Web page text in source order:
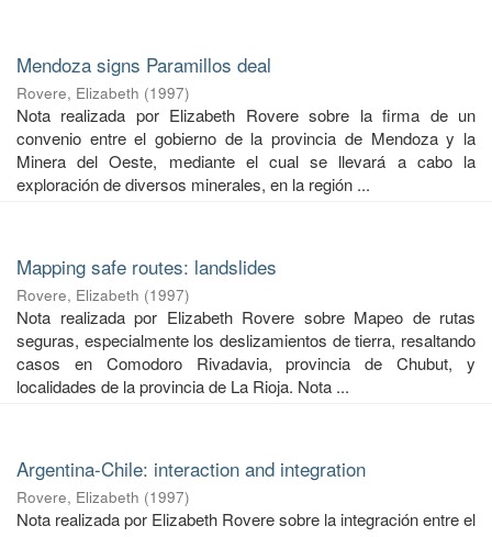
Mendoza signs Paramillos deal
Rovere, Elizabeth (1997)
Nota realizada por Elizabeth Rovere sobre la firma de un
convenio entre el gobierno de la provincia de Mendoza y la
Minera del Oeste, mediante el cual se llevará a cabo la
exploración de diversos minerales, en la región ...
Mapping safe routes: landslides
Rovere, Elizabeth (1997)
Nota realizada por Elizabeth Rovere sobre Mapeo de rutas
seguras, especialmente los deslizamientos de tierra, resaltando
casos en Comodoro Rivadavia, provincia de Chubut, y
localidades de la provincia de La Rioja. Nota ...
Argentina-Chile: interaction and integration
Rovere, Elizabeth (1997)
Nota realizada por Elizabeth Rovere sobre la integración entre el